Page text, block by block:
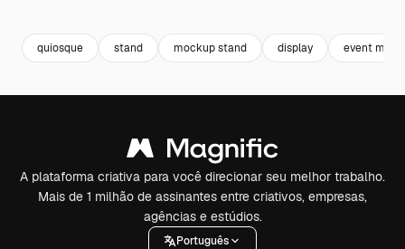
quiosque stand mockup stand display event
A plataforma criativa para você direcionar seu melhor trabalho.
Mais de 1 milhão de assinantes entre criativos, empresas,
agências e estúdios.
Português